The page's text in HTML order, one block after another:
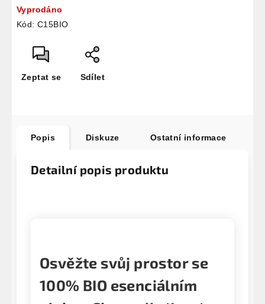
Vyprodáno
Kód: C15BIO
Zeptat se Sdílet
Popis Diskuze Ostatní informace
Detailní popis produktu
Osvěžte svůj prostor se
100% BIO esenciálním